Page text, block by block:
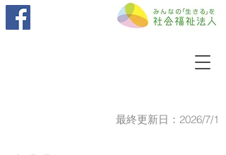
最終更新日：2026/7/1